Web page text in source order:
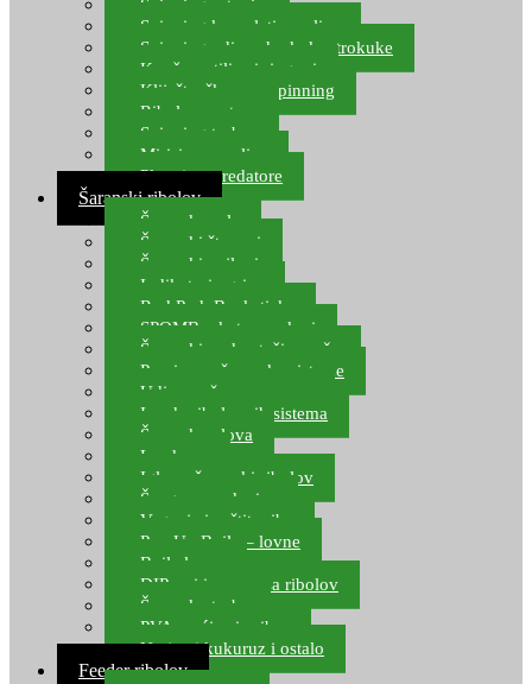
Spinning setovi
Spinning kompleti varalica
Spinning udice, dvokuke, trokuke
Kopče, vrtilice i ringovi
Kliješta, škare za spinning
Ribolov pastrve
Spinning torbe
Mirisi za varalice
Plovci za predatore
Šaranski ribolov
Šaranske role
Šaranski štapovi
Šaranski najloni
Indikatori ugriza
Rod Pod, Banksticks
SPOMB rakete, markeri
Šaranski podmetači, mreže
Pernice za šaranske sisteme
Udice za šarana, amura
Izrada ribolovnih sistema
Šaranska olova
Leadcore
Igle za šaranski ribolov
Špage, upredenice
Vaganje i zaštita ribe
Pop Up Boile – lovne
Boile lovne
DIP-ovi i arome za ribolov
Šaranske torbe
PVA vrećice i pribor
Umjetni kukuruz i ostalo
Feeder ribolov